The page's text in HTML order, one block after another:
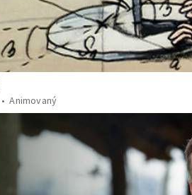
Animovaný